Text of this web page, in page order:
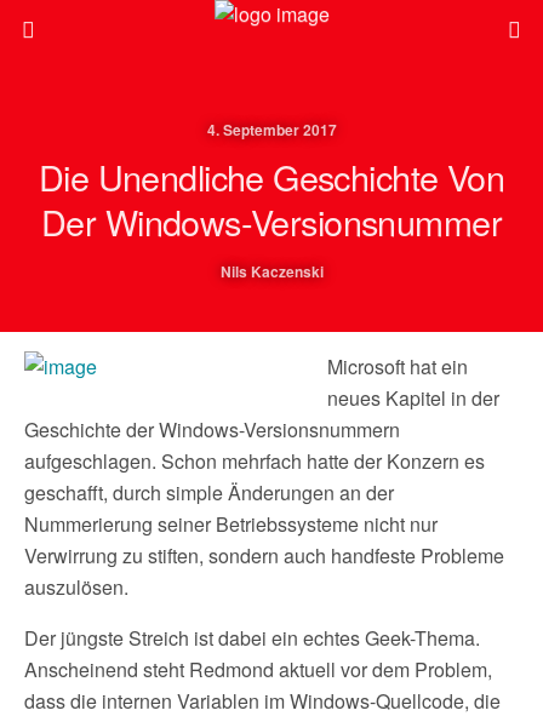
4. September 2017
Die Unendliche Geschichte Von
Der Windows-Versionsnummer
Nils Kaczenski
Microsoft hat ein
neues Kapitel in der
Geschichte der Windows-Versionsnummern
aufgeschlagen. Schon mehrfach hatte der Konzern es
geschafft, durch simple Änderungen an der
Nummerierung seiner Betriebssysteme nicht nur
Verwirrung zu stiften, sondern auch handfeste Probleme
auszulösen.
Der jüngste Streich ist dabei ein echtes Geek-Thema.
Anscheinend steht Redmond aktuell vor dem Problem,
dass die internen Variablen im Windows-Quellcode, die